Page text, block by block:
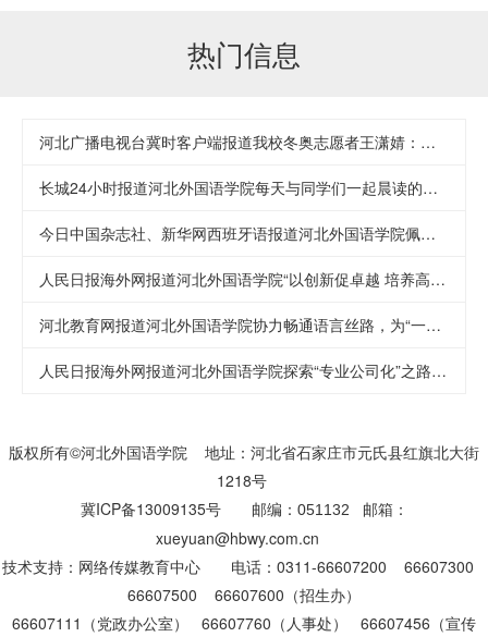
热门信息
河北广播电视台冀时客户端报道我校冬奥志愿者王潇婧：志愿者伙伴们既有责任心，又充满才华和智慧
长城24小时报道河北外国语学院每天与同学们一起晨读的孙校长
今日中国杂志社、新华网西班牙语报道河北外国语学院佩雷斯院士“一带一路”研究成果发布会
人民日报海外网报道河北外国语学院“以创新促卓越 培养高素质人才”
河北教育网报道河北外国语学院协力畅通语言丝路，为“一带一路”倡议贡献力量
人民日报海外网报道河北外国语学院探索“专业公司化”之路 培养全面发展型人才
版权所有©河北外国语学院 地址：河北省石家庄市元氏县红旗北大街
1218号
冀ICP备13009135号
邮编： 051132
邮箱：
xueyuan@hbwy.com.cn
技术支持：网络传媒教育中心
电话：0311-66607200 66607300
66607500 66607600（招生办）
66607111（党政办公室） 66607760（人事处） 66607456（宣传